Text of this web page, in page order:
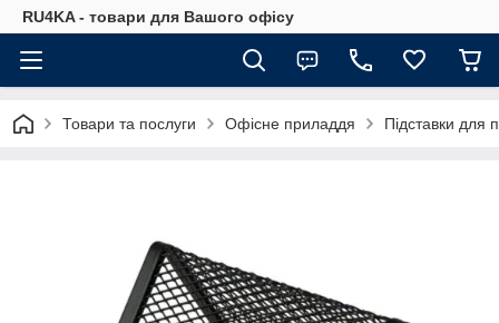
RU4KA - товари для Вашого офісу
Товари та послуги Офісне приладдя Підставки для